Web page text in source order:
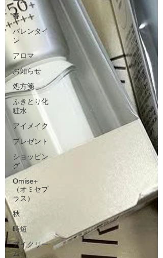
春
バレンタイ
ン
アロマ
お知らせ
処方箋
ふきとり化
粧水
アイメイク
プレゼント
ショッピン
グ
Omise+
（オミセプ
ラス）
秋
時短
アイクリー
ム